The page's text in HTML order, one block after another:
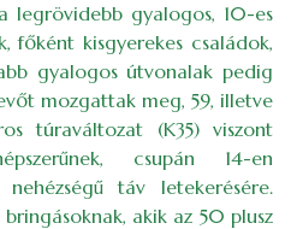
legrövidebb gyalogos, 10-es
főként kisgyerekes családok,
gyalogos útvonalak pedig
mozgattak meg, 59, illetve
túraváltozat (K35) viszont
csupán 14-en
táv letekerésére.
akik az 50 plusz